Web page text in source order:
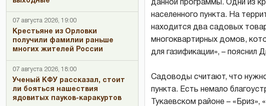
07 августа 2026, 19:00
Крестьяне из Орловки
получили фамилии раньше
многих жителей России
07 августа 2026, 18:00
Ученый КФУ рассказал, стоит
ли бояться нашествия
ядовитых пауков-каракуртов
данной программы. Одни из
населенного пункта. На
находится два садовых
многоквартирных домов,
для газификации», – пояснил
Садоводы считают, что
пункта. Есть немало
Тукаевском районе –